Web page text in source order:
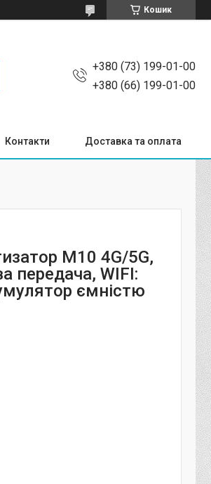
Кошик
+380 (73) 199-01-00
+380 (66) 199-01-00
Контакти Доставка та оплата
M10 4G/5G,
передача, WIFI:
ємністю